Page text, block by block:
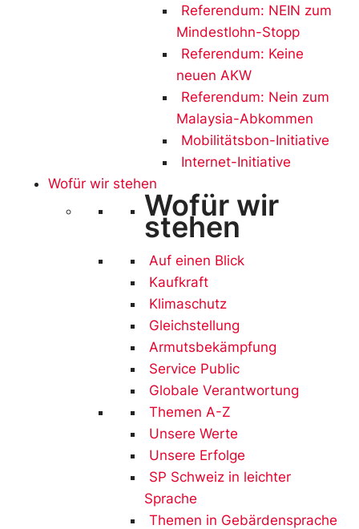
Referendum: NEIN zum
Mindestlohn-Stopp
Referendum: Keine
neuen AKW
Referendum: Nein zum
Malaysia-Abkommen
Mobilitätsbon-Initiative
Internet-Initiative
Wofür wir stehen
Wofür wir
stehen
Auf einen Blick
Kaufkraft
Klimaschutz
Gleichstellung
Armutsbekämpfung
Service Public
Globale Verantwortung
Themen A-Z
Unsere Werte
Unsere Erfolge
SP Schweiz in leichter
Sprache
Themen in Gebärdensprache